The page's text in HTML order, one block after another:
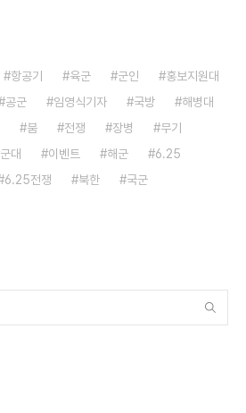
항공기 육군 군인
홍보지원대
공군 임영식기자 국방
해병대
붐 전쟁 장병
무기
군대 이벤트 해군
6.25
6.25전쟁 북한 국군